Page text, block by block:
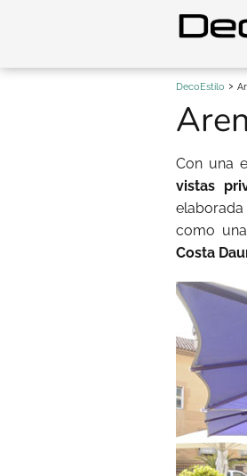
DecoEstilo
Con una
vistas
elaborada
como
Costa